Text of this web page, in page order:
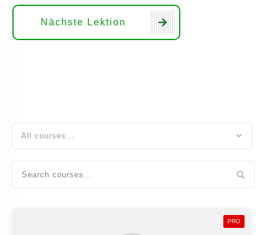
Nächste Lektion
All courses...
PRO